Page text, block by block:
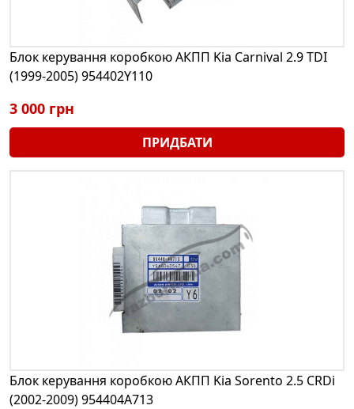
Блок керування коробкою АКПП Kia Carnival 2.9 TDI
(1999-2005) 954402Y110
3 000 грн
ПРИДБАТИ
Блок керування коробкою АКПП Kia Sorento 2.5 CRDi
(2002-2009) 954404A713